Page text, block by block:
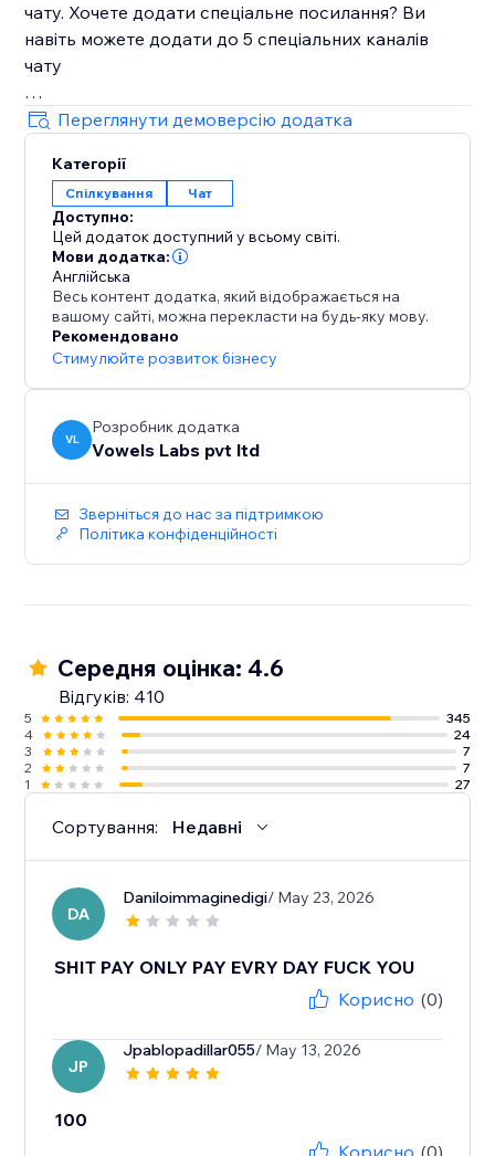
чату. Хочете додати спеціальне посилання? Ви
навіть можете додати до 5 спеціальних каналів
чату
Ви можете налаштувати шрифти, кольори, розміри,
розташування та інше для своїх кнопок WhatsApp
та інших чатів. Крім того, скористайтеся
розширеними параметрами, щоб оптимізувати
віджет чату для максимальної конверсії. Ви
зможете показати свій WhatsApp та інші віджети
чату своїм кваліфікованим відвідувачам у
потрібний час. Ви можете відстежувати свою
ефективність за допомогою вбудованої аналітики,
щоб краще зрозуміти, як краще спілкуватися зі
своїми клієнтами за допомогою чату
Переглянути демоверсію додатка
Категорії
Спілкування Чат
Доступно:
Цей додаток доступний у всьому світі.
Мови додатка:
Англійська
Весь контент додатка, який відображається на
вашому сайті, можна перекласти на будь-яку мову.
Рекомендовано
Стимулюйте розвиток бізнесу
VL
Розробник додатка
Vowels Labs pvt ltd
Зверніться до нас за підтримкою
Політика конфіденційності
Середня оцінка: 4.6
Відгуків: 410
5
345
4
24
3
7
2
7
1
27
Сортування: Недавні
DA
Daniloimmaginedigi/ May 23, 2026
SHIT PAY ONLY PAY EVRY DAY FUCK YOU
Корисно (0)
JP
Jpablopadillar055/ May 13, 2026
100